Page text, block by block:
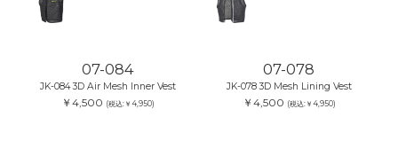
07-084
JK-084 3D Air Mesh Inner Vest
￥4,500 (税込:￥4,950)
07-078
JK-078 3D Mesh Lining Vest
￥4,500 (税込:￥4,950)